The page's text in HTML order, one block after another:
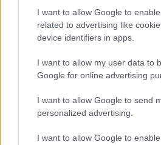
I want to allow Google to
related to advertising like
device identifiers in apps.
I want to allow my user data to
Google for online advertising
I want to allow Google to send
personalized advertising.
I want to allow Google to
Frasi dei film
Frasi film più
Incipit dei film
Film più cercati
Frasi sul cinema
SERVIZI